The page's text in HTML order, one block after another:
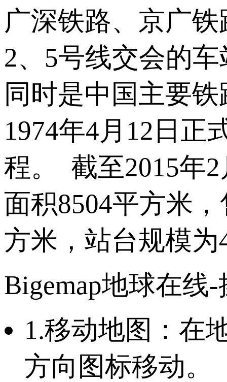
广深铁路、京广
2、5号线交会的
同时是中国主要
1974年4月12日正
程。 截至2015年
面积8504平方米
方米，站台规模
Bigemap地球在线
1.移动地图：在
方向图标移动。